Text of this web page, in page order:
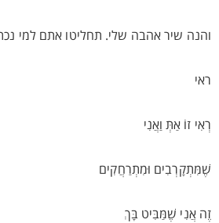
והנה שיר אהבה שלי. תחליטו אתם למי
ראי
רְאִי זוֹ אַתְּ וַאֲנִי
שֶׁמִּתְקָרְבִים וּמִתְרַחֲקִים
זֶה אֲנִי שֶׁמַּבִּיט בָּךְ